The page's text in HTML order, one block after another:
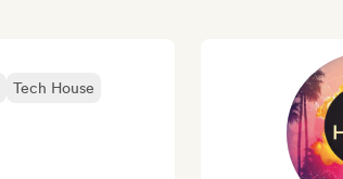
Tech House